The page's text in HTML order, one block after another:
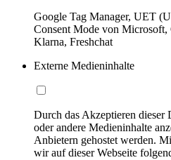
Google Tag Manager, UET
Consent Mode von Microsoft,
Klarna, Freshchat
Externe Medieninhalte
Durch das Akzeptieren
oder andere Medieninhalte
Anbietern gehostet werden.
wir auf dieser Webseite